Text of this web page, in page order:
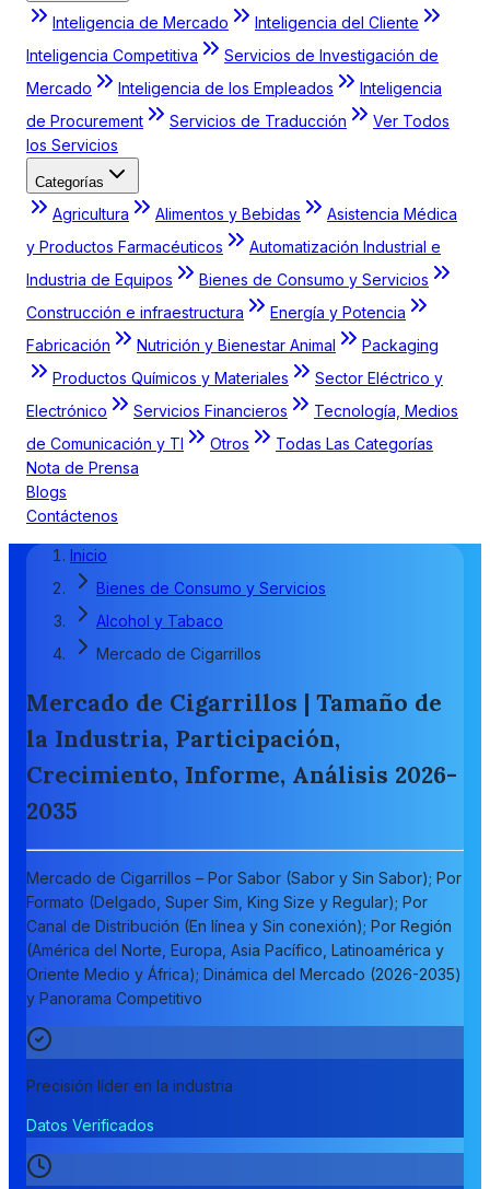
Inteligencia de Mercado
Inteligencia del Cliente
Inteligencia Competitiva
Servicios de Investigación de
Mercado
Inteligencia de los Empleados
Inteligencia
de Procurement
Servicios de Traducción
Ver Todos
los Servicios
Categorías
Agricultura Alimentos y Bebidas
Asistencia Médica
y Productos Farmacéuticos
Automatización Industrial e
Industria de Equipos
Bienes de Consumo y Servicios
Construcción e infraestructura
Energía y Potencia
Fabricación
Nutrición y Bienestar Animal
Packaging
Productos Químicos y Materiales
Sector Eléctrico y
Electrónico
Servicios Financieros
Tecnología, Medios
de Comunicación y TI
Otros
Todas Las Categorías
Nota de Prensa
Blogs
Contáctenos
Inicio
Bienes de Consumo y Servicios
Alcohol y Tabaco
Mercado de Cigarrillos
Mercado de Cigarrillos | Tamaño de
la Industria, Participación,
Crecimiento, Informe, Análisis 2026-
2035
Mercado de Cigarrillos – Por Sabor (Sabor y Sin Sabor); Por
Formato (Delgado, Super Sim, King Size y Regular); Por
Canal de Distribución (En línea y Sin conexión); Por Región
(América del Norte, Europa, Asia Pacífico, Latinoamérica y
Oriente Medio y África); Dinámica del Mercado (2026-2035)
y Panorama Competitivo
Precisión líder en la industria
Datos Verificados